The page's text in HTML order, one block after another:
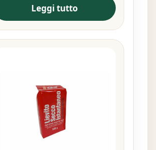
Leggi tutto